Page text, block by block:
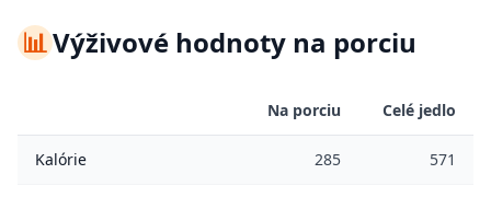
📊Výživové hodnoty na porciu
Na porciu Celé jedlo
Kalórie 285 571